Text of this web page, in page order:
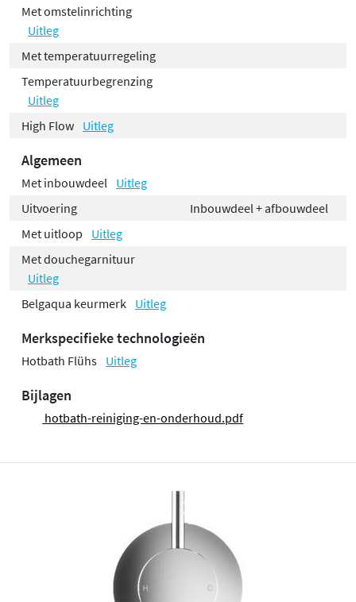
Met omstelinrichting
Uitleg
Met temperatuurregeling
Temperatuurbegrenzing
Uitleg
High Flow Uitleg
Algemeen
Met inbouwdeel Uitleg
Uitvoering
Inbouwdeel + afbouwdeel
Met uitloop
Uitleg
Met douchegarnituur
Uitleg
Belgaqua keurmerk Uitleg
Merkspecifieke technologieën
Hotbath Flühs Uitleg
Bijlagen
hotbath-reiniging-en-onderhoud.pdf